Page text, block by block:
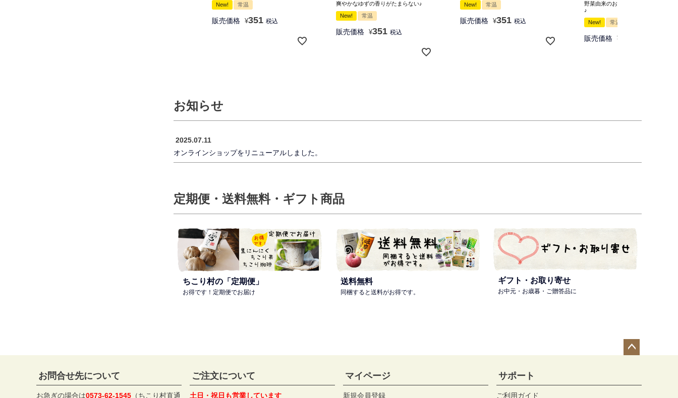
New! 常温
販売価格 ¥351 税込
爽やかなゆずの香りがたまらない♪
New! 常温
販売価格 ¥351 税込
New! 常温
販売価格 ¥351 税込
野菜由来のお茶が香ばしくてほろ苦い
♪
New! 常温
販売価格 ¥
お知らせ
2025.07.11
オンラインショップをリニューアルしました。
定期便・送料無料・ギフト商品
ちこり村の「定期便」
お得です！定期便でお届け
送料無料
同梱すると送料がお得です。
ギフト・お取り寄せ
お中元・お歳暮・ご贈答品に
お問合せ先について
お急ぎの場合は0573-62-1545 （ちこり村直通
ご注文について
土日・祝日も営業しています
マイページ
新規会員登録
サポート
ご利用ガイド